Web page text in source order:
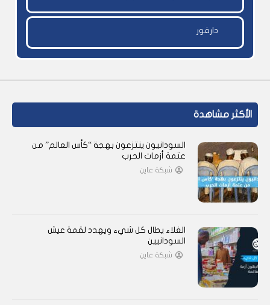
دارفور
الأكثر مشاهدة
السودانيون ينتزعون بهجة “كأس العالم” من
عتمة أزمات الحرب
شبكة عاين
الغلاء يطال كل شيء ويهدد لقمة عيش
السودانيين
شبكة عاين